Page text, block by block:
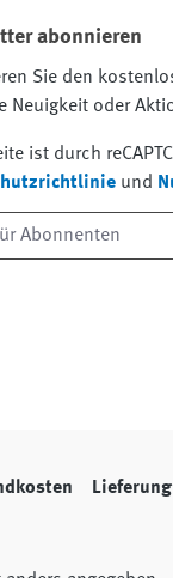
abonnieren
Sie den
Neuigkeit oder
ist durch
und